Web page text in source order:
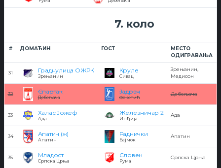
7. коло
# ДОМАЋИН ГОСТ
МЕСТО
ОДИГРАВАЊА
31 Граднулица ОЖРК
Зрењанин
Круле
Сивац
Зрењанин,
Медисон
32 Спартак
Дебељача
Јадран
Фекетић
Дебељача
33 Халас Јожеф
Ада
Железничар 2
Инђија
Ада
34 Апатин (ж)
Апатин
Раднички
Бајмок
Апатин
35 Младост
Српска Црња
Словен
Рума
Српска Црња